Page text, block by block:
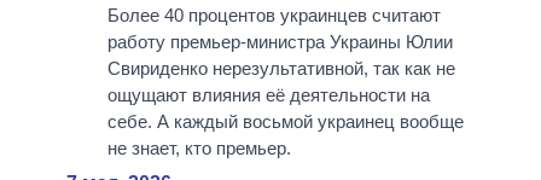
Более 40 процентов украинцев считают
работу премьер-министра Украины Юлии
Свириденко нерезультативной, так как не
ощущают влияния её деятельности на
себе. А каждый восьмой украинец вообще
не знает, кто премьер.